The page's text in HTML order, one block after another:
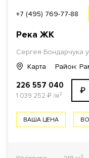
+7 (495) 769-77-88
Река ЖК
Сергея Бондарчука
Карта
Район:
226 557 040
1 039 252 ₽/м² ₽
ВАША ЦЕНА